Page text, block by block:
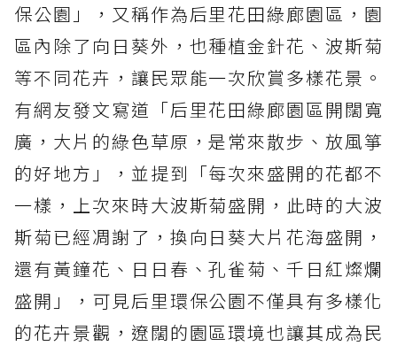
保公園」，又稱作為后里花田綠廊園區，園
區內除了向日葵外，也種植金針花、波斯菊
等不同花卉，讓民眾能一次欣賞多樣花景。
有網友發文寫道「后里花田綠廊園區開闊寬
廣，大片的綠色草原，是常來散步、放風箏
的好地方」，並提到「每次來盛開的花都不
一樣，上次來時大波斯菊盛開，此時的大波
斯菊已經凋謝了，換向日葵大片花海盛開，
還有黃鐘花、日日春、孔雀菊、千日紅燦爛
盛開」，可見后里環保公園不僅具有多樣化
的花卉景觀，遼闊的園區環境也讓其成為民